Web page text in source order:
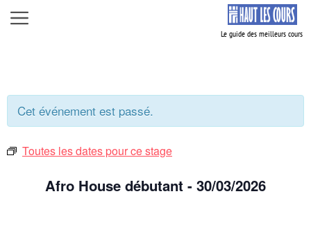
Aller
au
Menu
Cet événement est passé.
Toutes les dates pour ce stage
Afro House débutant - 30/03/2026